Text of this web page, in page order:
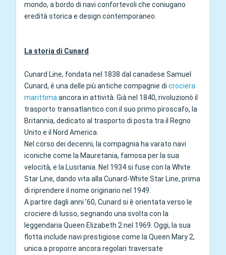
mondo, a bordo di navi confortevoli che coniugano
eredità storica e design contemporaneo.
La storia di Cunard
Cunard Line, fondata nel 1838 dal canadese Samuel
Cunard, è una delle più antiche compagnie di crociera
marittimaancora in attività. Già nel 1840, rivoluzionò il
trasporto transatlantico con il suo primo piroscafo, la
Britannia, dedicato al trasporto di posta tra il Regno
Unito e il Nord America.
Nel corso dei decenni, la compagnia ha varato navi
iconiche come la Mauretania, famosa per la sua
velocità, e la Lusitania. Nel 1934 si fuse con la White
Star Line, dando vita alla Cunard-White Star Line, prima
di riprendere il nome originario nel 1949.
A partire dagli anni ’60, Cunard si è orientata verso le
crociere di lusso, segnando una svolta con la
leggendaria Queen Elizabeth 2 nel 1969. Oggi, la sua
flotta include navi prestigiose come la Queen Mary 2,
unica a proporre ancora regolari traversate